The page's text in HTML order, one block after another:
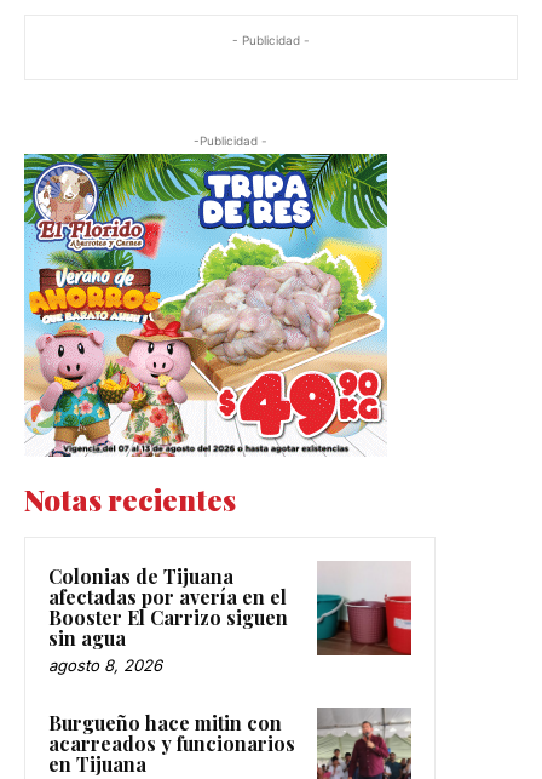
- Publicidad -
-Publicidad -
Notas recientes
Colonias de Tijuana
afectadas por avería en el
Booster El Carrizo siguen
sin agua
agosto 8, 2026
Burgueño hace mitin con
acarreados y funcionarios
en Tijuana